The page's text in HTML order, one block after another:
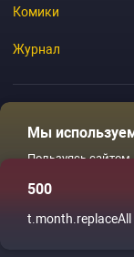
Комики
Журнал
Мы
Пользуясь
500